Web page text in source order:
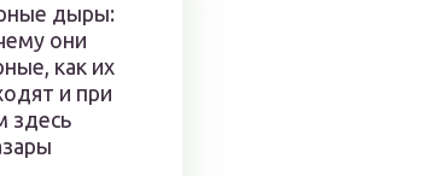
дыры:
они
как их
и при
здесь